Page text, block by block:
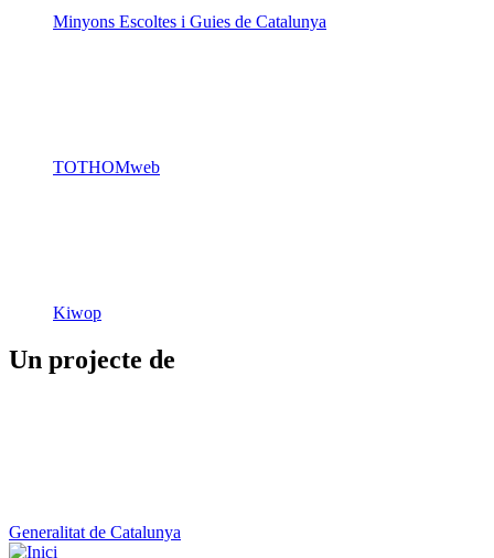
Minyons Escoltes i Guies de Catalunya
TOTHOMweb
Kiwop
Un projecte de
Generalitat de Catalunya